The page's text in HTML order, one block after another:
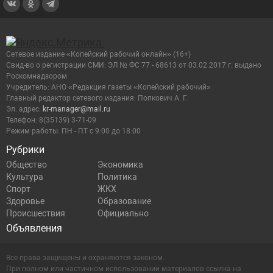
Рубрики
Общество
Экономика
Культура
Политика
Спорт
ЖКХ
Здоровье
Образование
Происшествия
Официально
Объявления
Сетевое издание «Копейский рабочий онлайн» (16+)
Cвид-во о регистрации СМИ: ЭЛ № ФС 77 - 68613 от 03.02.2017 г. выдано
Роскомнадзором
Учредитель: АНО «Редакция газеты «Копейский рабочий»
Главный редактор сетевого издания: Попкович А. Г.
Эл. адрес: kr-manager@mail.ru
Телефон: 8(35139) 3-71-09
Режим работы: ПН - ПТ с 9:00 до 18:00
Все права защищены и охраняются законом.
При полном или частичном использовании материалов ссылка на